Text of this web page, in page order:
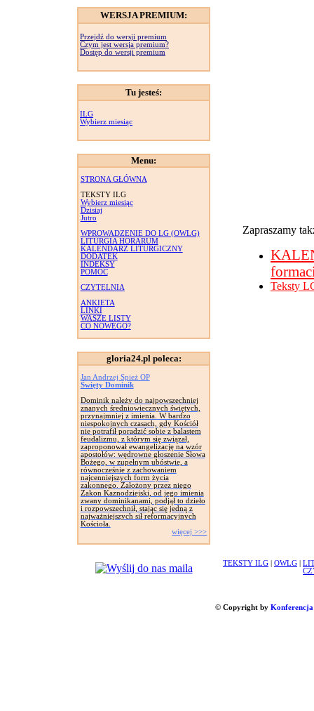
WERSJA PREMIUM:
Przejdź do wersji premium
Czym jest wersja premium?
Dostęp do wersji premium
Tu jesteś:
ILG
Wybierz miesiąc
Menu:
STRONA GŁÓWNA
TEKSTY ILG
Wybierz miesiąc
Dzisiaj
Jutro
WPROWADZENIE DO LG (OWLG)
LITURGIA HORARUM
KALENDARZ LITURGICZNY
DODATEK
INDEKSY
POMOC
CZYTELNIA
ANKIETA
LINKI
WASZE LISTY
CO NOWEGO?
gloria24.pl poleca:
Jan Andrzej Spież OP
Święty Dominik
Dominik należy do najpowszechniej
znanych średniowiecznych świętych,
przynajmniej z imienia. W bardzo
niespokojnych czasach, gdy Kościół
nie potrafił poradzić sobie z balastem
feudalizmu, z którym się związał,
zaproponował ewangelizację na wzór
apostołów: wędrowne głoszenie Słowa
Bożego, w zupełnym ubóstwie, a
równocześnie z zachowaniem
najcenniejszych form życia
zakonnego. Założony przez niego
Zakon Kaznodziejski, od jego imienia
zwany dominikanami, podjął to dzieło
i rozpowszechnił, stając się jedną z
najważniejszych sił reformacyjnych
Kościoła.
więcej >>>
Zapraszamy
Teksty
TEKSTY ILG OWLG
© Copyright by Konferencja